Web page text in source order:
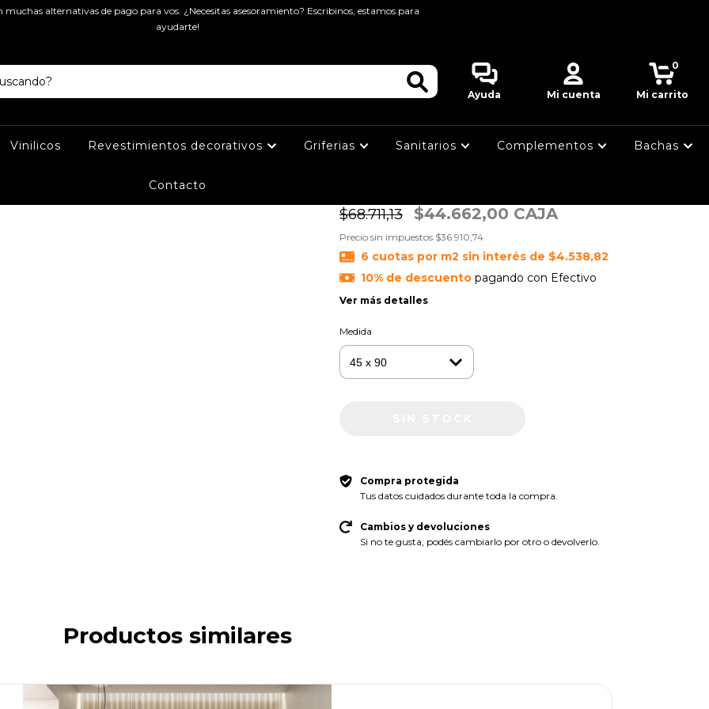
alternativas de pago para vos. ¿Necesitas asesoramiento? Escribinos, estamos para
ayudarte!
Ayuda Mi cuenta Mi carrito
0
Vinilicos Revestimientos decorativos Griferias Sanitarios Complementos Bachas
Contacto
LUME BOTANICO
BRANCO 45X90
PARED
$68.711,13 $44.662,00 CAJA
Precio sin impuestos $36.910,74
6 cuotas por m2 sin interés de $4.538,82
10% de descuentopagando con Efectivo
Ver más detalles
Medida
Compra protegida
Tus datos cuidados durante toda la compra.
Cambios y devoluciones
Si no te gusta, podés cambiarlo por otro o devolverlo.
Productos similares